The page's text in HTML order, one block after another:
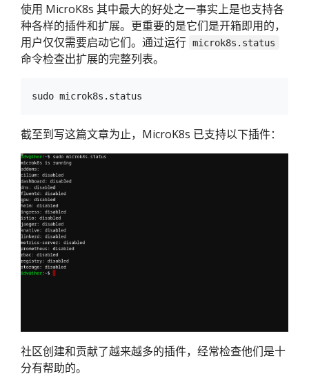
使用 MicroK8s 其中最大的好处之一事实上是也支持各
种各样的插件和扩展。更重要的是它们是开箱即用的，
用户仅仅需要启动它们。通过运行 microk8s.status
命令检查出扩展的完整列表。
截至到写这篇文章为止，MicroK8s 已支持以下插件：
社区创建和贡献了越来越多的插件，经常检查他们是十
分有帮助的。